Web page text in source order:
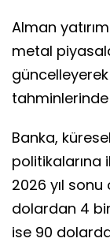
Alman
metal
Banka,
politikalarına
2026 yıl
dolardan 4
ise 90